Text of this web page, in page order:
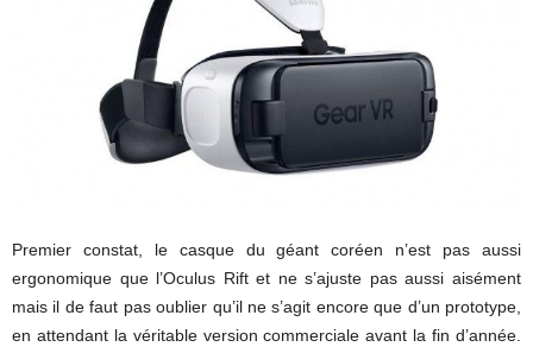
Premier constat, le casque du géant coréen n’est pas aussi
ergonomique que l’Oculus Rift et ne s’ajuste pas aussi aisément
mais il de faut pas oublier qu’il ne s’agit encore que d’un prototype,
en attendant la véritable version commerciale avant la fin d’année.